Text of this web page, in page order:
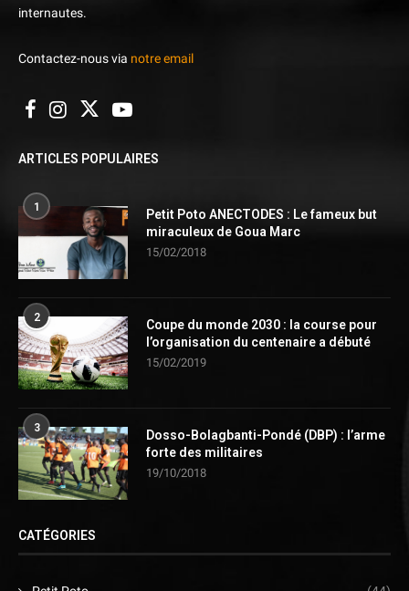
internautes.
Contactez-nous via notre email
ARTICLES POPULAIRES
1
Petit Poto ANECTODES : Le fameux but
miraculeux de Goua Marc
15/02/2018
2
Coupe du monde 2030 : la course pour
l’organisation du centenaire a débuté
15/02/2019
3
Dosso-Bolagbanti-Pondé (DBP) : l’arme
forte des militaires
19/10/2018
CATÉGORIES